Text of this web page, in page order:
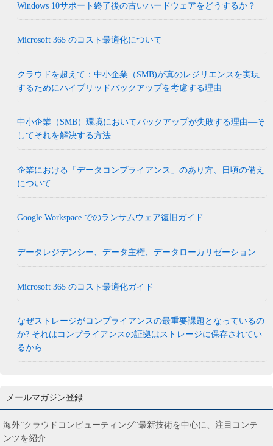
Windows 10サポート終了後の古いハードウェアをどうするか？
Microsoft 365 のコスト最適化について
クラウドを超えて：中小企業（SMB)が真のレジリエンスを実現
するためにハイブリッドバックアップを考慮する理由
中小企業（SMB）環境においてバックアップが失敗する理由―そ
してそれを解決する方法
企業における「データコンプライアンス」のあり方、日頃の備え
について
Google Workspace でのランサムウェア復旧ガイド
データレジデンシー、データ主権、データローカリゼーション
Microsoft 365 のコスト最適化ガイド
なぜストレージがコンプライアンスの最重要課題となっているの
か? それはコンプライアンスの証拠はストレージに保存されてい
るから
メールマガジン登録
海外”クラウドコンピューティング”最新技術を中心に、注目コンテ
ンツを紹介